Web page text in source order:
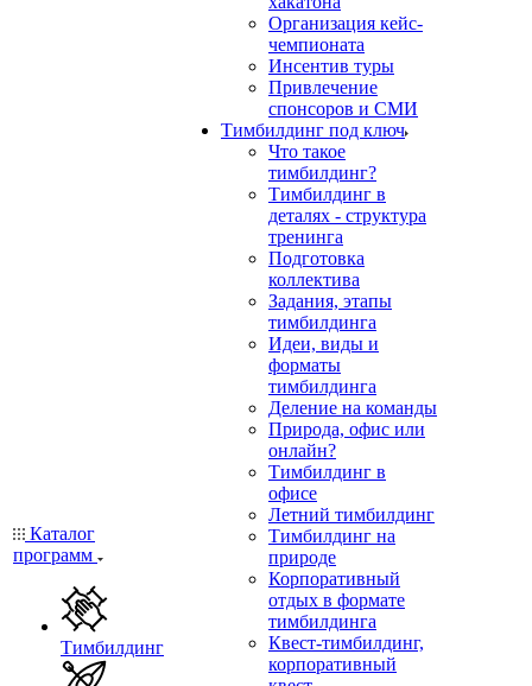
Каталог
программ
Тимбилдинг
Организация кейс-
чемпионата
Инсентив туры
Привлечение
спонсоров и СМИ
Тимбилдинг под ключ
Что такое
тимбилдинг?
Тимбилдинг в
деталях - структура
тренинга
Подготовка
коллектива
Задания, этапы
тимбилдинга
Идеи, виды и
форматы
тимбилдинга
Деление на команды
Природа, офис или
онлайн?
Тимбилдинг в
офисе
Летний тимбилдинг
Тимбилдинг на
природе
Корпоративный
отдых в формате
тимбилдинга
Квест-тимбилдинг,
корпоративный